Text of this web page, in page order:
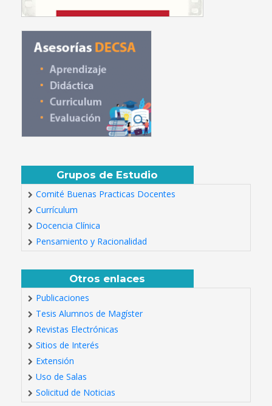
Grupos de Estudio
Comité Buenas Practicas Docentes
Currículum
Docencia Clínica
Pensamiento y Racionalidad
Otros enlaces
Publicaciones
Tesis Alumnos de Magíster
Revistas Electrónicas
Sitios de Interés
Extensión
Uso de Salas
Solicitud de Noticias